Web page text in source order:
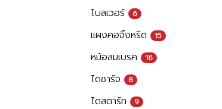
โบลเวอร์ 6
แผงคอจิ้งหรีด 15
หม้อลมเบรค 16
ไดชาร์จ 8
ไดสตาร์ท 9